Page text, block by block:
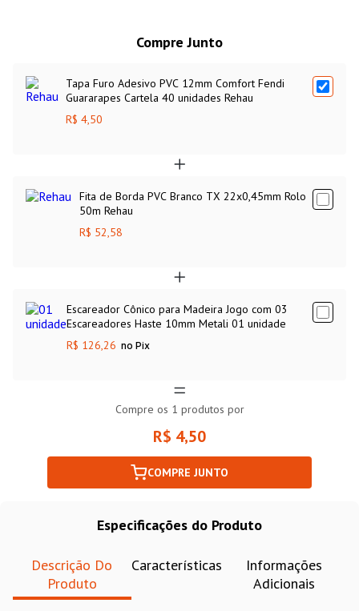
ao MDF, proporcionando um acabamento limpo e uniforme.
Compre Junto
Tapa Furo Adesivo PVC 12mm Comfort Fendi
Guararapes Cartela 40 unidades Rehau
R$ 4,50
Fita de Borda PVC Branco TX 22x0,45mm Rolo
50m Rehau
R$ 52,58
Escareador Cônico para Madeira Jogo com 03
Escareadores Haste 10mm Metali 01 unidade
R$ 126,26 no Pix
Compre os 1 produtos por
R$ 4,50
COMPRE JUNTO
Especificações do Produto
Descrição Do
Produto
Características
Informações
Adicionais